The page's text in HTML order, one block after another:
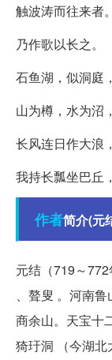
触波涛而往来者。
乃作歌以长之。
石鱼湖，似洞庭
山为樽，水为沼
长风连日作大浪
我持长瓢坐巴丘
作者简介(元
元结（719～
、聱叟 。河南
商余山。天宝十
猗玗洞 （今湖